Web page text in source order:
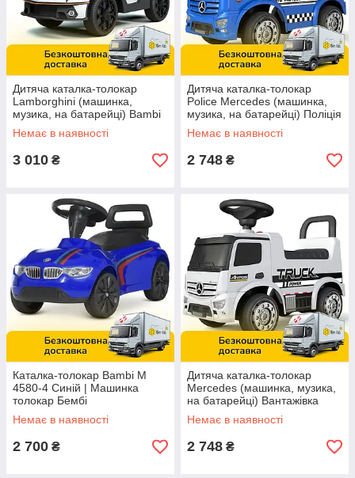
Дитяча каталка-толокар
Lamborghini (машинка,
музика, на батарейці) Bambi
660-1 Білий
Немає в наявності
3 010 ₴
Дитяча каталка-толокар
Police Mercedes (машинка,
музика, на батарейці) Поліція
Bambi 657-4 Синій
Немає в наявності
2 748 ₴
Каталка-толокар Bambi M
4580-4 Синій | Машинка
толокар Бембі
Немає в наявності
2 700 ₴
Дитяча каталка-толокар
Mercedes (машинка, музика,
на батарейці) Вантажівка
Bambi 656-1
Немає в наявності
2 748 ₴